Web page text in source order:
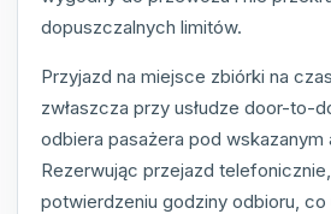
dopuszczalnych limitów.
Przyjazd na miejsce zbiórki na
zwłaszcza przy usłudze door-to-
odbiera pasażera pod wskazanym
Rezerwując przejazd
potwierdzeniu godziny odbioru, co